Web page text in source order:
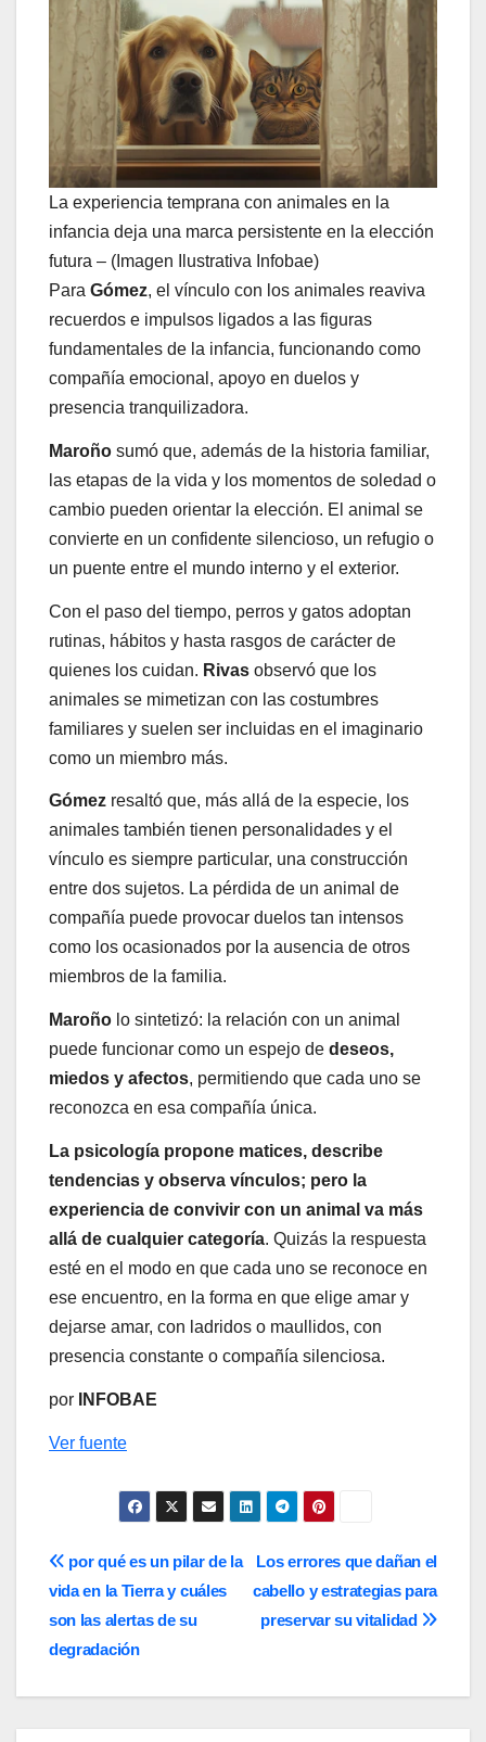
La experiencia temprana con animales en la
infancia deja una marca persistente en la elección
futura – (Imagen Ilustrativa Infobae)
Para Gómez, el vínculo con los animales reaviva
recuerdos e impulsos ligados a las figuras
fundamentales de la infancia, funcionando como
compañía emocional, apoyo en duelos y
presencia tranquilizadora.
Maroño sumó que, además de la historia familiar,
las etapas de la vida y los momentos de soledad o
cambio pueden orientar la elección. El animal se
convierte en un confidente silencioso, un refugio o
un puente entre el mundo interno y el exterior.
Con el paso del tiempo, perros y gatos adoptan
rutinas, hábitos y hasta rasgos de carácter de
quienes los cuidan. Rivas observó que los
animales se mimetizan con las costumbres
familiares y suelen ser incluidas en el imaginario
como un miembro más.
Gómez resaltó que, más allá de la especie, los
animales también tienen personalidades y el
vínculo es siempre particular, una construcción
entre dos sujetos. La pérdida de un animal de
compañía puede provocar duelos tan intensos
como los ocasionados por la ausencia de otros
miembros de la familia.
Maroño lo sintetizó: la relación con un animal
puede funcionar como un espejo de deseos,
miedos y afectos, permitiendo que cada uno se
reconozca en esa compañía única.
La psicología propone matices, describe
tendencias y observa vínculos; pero la
experiencia de convivir con un animal va más
allá de cualquier categoría. Quizás la respuesta
esté en el modo en que cada uno se reconoce en
ese encuentro, en la forma en que elige amar y
dejarse amar, con ladridos o maullidos, con
presencia constante o compañía silenciosa.
por INFOBAE
Ver fuente
Navegación
de
entradas
Los errores que dañan el
cabello y estrategias para
preservar su vitalidad
por qué es un pilar de la
vida en la Tierra y cuáles
son las alertas de su
degradación